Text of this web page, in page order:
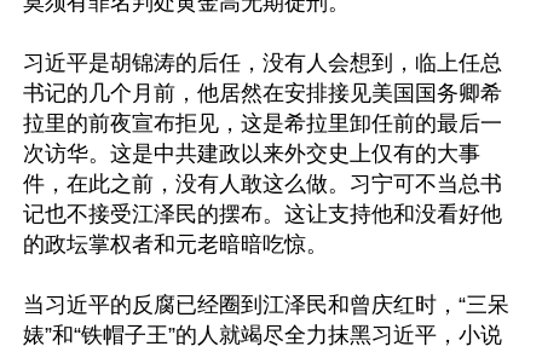
习近平是胡锦涛的后任，没有人会想到，临上任总
书记的几个月前，他居然在安排接见美国国务卿希
拉里的前夜宣布拒见，这是希拉里卸任前的最后一
次访华。这是中共建政以来外交史上仅有的大事
件，在此之前，没有人敢这么做。习宁可不当总书
记也不接受江泽民的摆布。这让支持他和没看好他
的政坛掌权者和元老暗暗吃惊。
当习近平的反腐已经圈到江泽民和曾庆红时，“三呆
婊”和“铁帽子王”的人就竭尽全力抹黑习近平，小说